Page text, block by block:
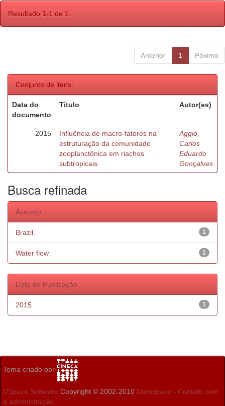
Resultado 1-1 de 1.
Anterior 1 Póximo
Conjunto de itens:
Data do
documento
Título Autor(es)
2015
Influência de macro-fatores na
estruturação da comunidade
zooplanctônica em riachos
subtropicais.
Aggio,
Carlos
Eduardo
Gonçalves
Busca refinada
Assunto
1
Brazil.
1
Water flow
Data de Publicação
1
2015
Tema criado por
DSpace Software Copyright © 2002-2010 Duraspace - Contato com
a administração